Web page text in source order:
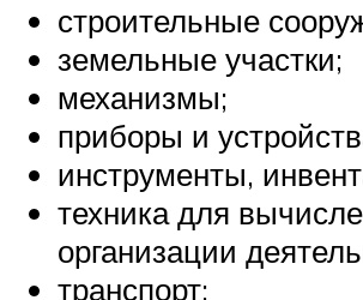
строительные
земельные участки;
механизмы;
приборы и
инструменты,
техника для
организации
транспорт;